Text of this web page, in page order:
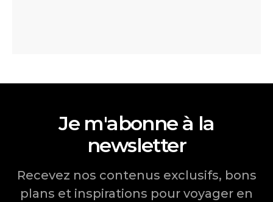
Je m'abonne à la
newsletter
Recevez nos contenus exclusifs, bons
plans et inspirations pour voyager en